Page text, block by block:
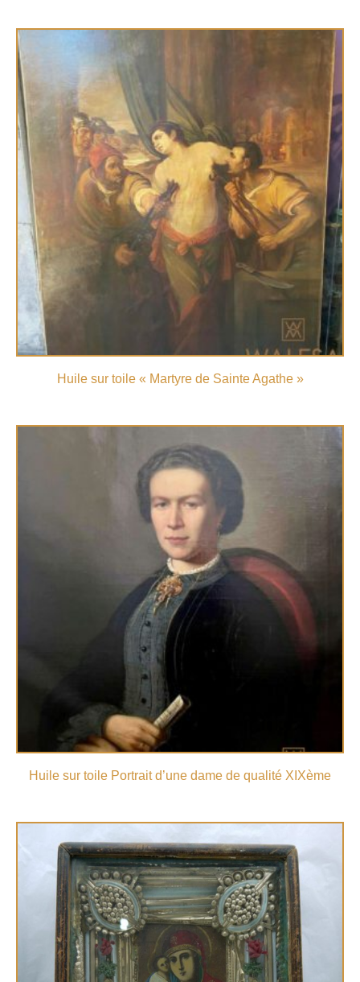
Huile sur toile « Martyre de Sainte Agathe »
Huile sur toile Portrait d’une dame de qualité XIXème